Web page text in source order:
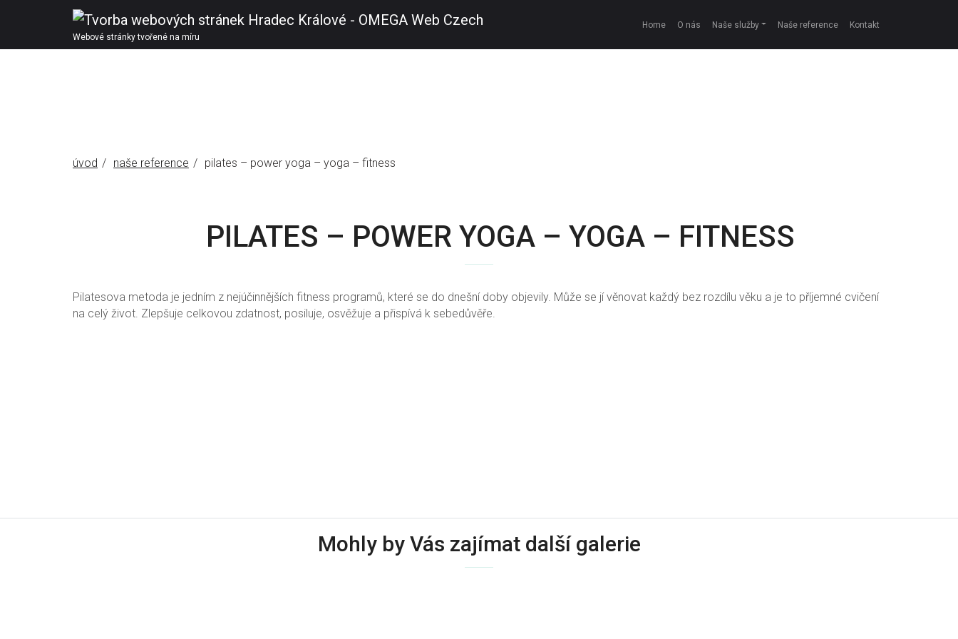
Webové stránky tvořené na míru
Home O nás Naše služby Naše reference Kontakt
úvod naše reference pilates – power yoga – yoga – fitness
PILATES – POWER YOGA – YOGA – FITNESS
Pilatesova metoda je jedním z nejúčinnějších fitness programů, které se do dnešní doby objevily. Může se jí věnovat každý bez rozdílu věku a je to příjemné cvičení
na celý život. Zlepšuje celkovou zdatnost, posiluje, osvěžuje a přispívá k sebedůvěře.
Mohly by Vás zajímat další galerie